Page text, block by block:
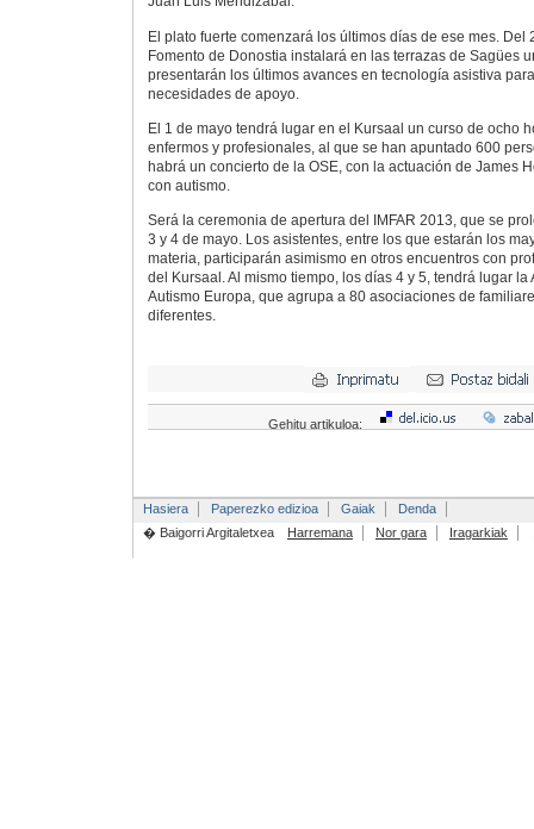
El plato fuerte comenzará los últimos días de ese mes. Del
Fomento de Donostia instalará en las terrazas de Sagües
presentarán los últimos avances en tecnología asistiva
necesidades de apoyo.
El 1 de mayo tendrá lugar en el Kursaal un curso de ocho
enfermos y profesionales, al que se han apuntado 600
habrá un concierto de la OSE, con la actuación de James
con autismo.
Será la ceremonia de apertura del IMFAR 2013, que se
3 y 4 de mayo. Los asistentes, entre los que estarán los
materia, participarán asimismo en otros encuentros con
del Kursaal. Al mismo tiempo, los días 4 y 5, tendrá lugar la
Autismo Europa, que agrupa a 80 asociaciones de
diferentes.
Gehitu artikuloa:
Hasiera Paperezko edizioa Gaiak
Denda
� Baigorri Argitaletxea
Harremana Nor gara Iragarkiak